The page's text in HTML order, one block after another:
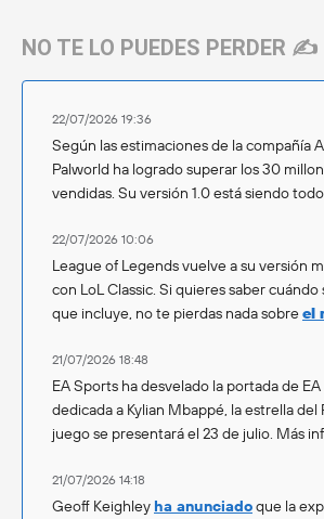
NO TE LO PUEDES PERDER ✍️
22/07/2026 19:36
Según las estimaciones de la compañía
Palworld ha logrado superar los 30
vendidas. Su versión 1.0 está siendo todo
22/07/2026 10:06
League of Legends vuelve a su versión
con LoL Classic. Si quieres saber
que incluye, no te pierdas nada sobreel
21/07/2026 18:48
EA Sports ha desvelado la portada de EA
dedicada a Kylian Mbappé, la estrella del
juego se presentará el 23 de julio. Más
21/07/2026 14:18
Geoff Keighley ha anunciadoque la